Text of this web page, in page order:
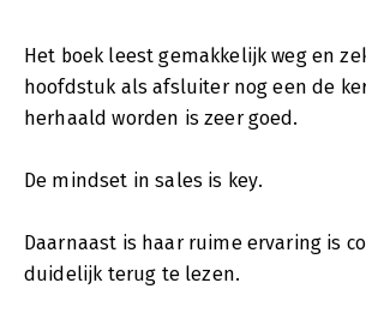
Het boek leest gemakkelijk weg en
hoofdstuk als afsluiter nog een de
herhaald worden is zeer goed.
De mindset in sales is key.
Daarnaast is haar ruime ervaring is
duidelijk terug te lezen.